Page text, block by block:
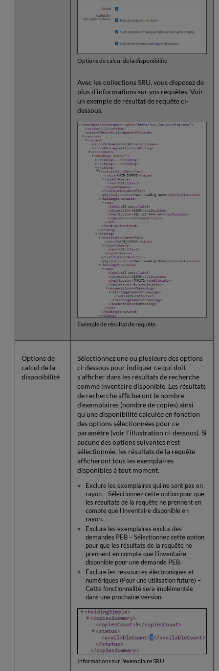
Options de calcul de la disponibilité
Avec les collections SRU, vous disposez de
plus d'informations sur vos requêtes. Voir
un exemple de résultat de requête ci-
dessous.
Exemple de résultat de requête
Options de
calcul de la
disponibilité
Sélectionnez une ou plusieurs des options
ci-dessous pour indiquer ce qui doit
s'afficher dans les résultats de recherche
comme inventaire disponible. Les résultats
de recherche afficheront le nombre
d'exemplaires (nombre de copies) ainsi
qu'une disponibilité calculée en fonction
des options sélectionnées pour ce
paramètre (voir l'illustration ci-dessous). Si
aucune des options suivantes n'est
sélectionnée, les résultats de la requête
afficheront tous les exemplaires
disponibles à tout moment.
Exclure les exemplaires qui ne sont pas en
rayon – Sélectionnez cette option pour que
les résultats de la requête ne prennent en
compte que l'inventaire disponible en
rayon.
Exclure les exemplaires exclus des
demandes PEB – Sélectionnez cette option
pour que les résultats de la requête ne
prennent en compte que l'inventaire
disponible pour une demande PEB.
Exclure les ressources électroniques et
numériques (Pour une utilisation future) –
Cette fonctionnalité sera implémentée
dans une prochaine version.
Informations sur l'exemplaire SRU